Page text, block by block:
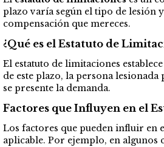
plazo varía según el tipo de lesión
compensación que mereces.
¿Qué es el Estatuto de
El estatuto de limitaciones
de este plazo, la persona
se presente la demanda.
Factores que Influyen en el
Los factores que pueden influir en
aplicable. Por ejemplo, en algunos